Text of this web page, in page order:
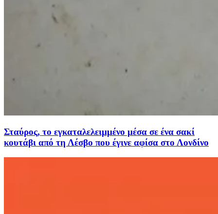
Σταύρος, το εγκαταλελειμμένο μέσα σε ένα σακί
κουτάβι από τη Λέσβο που έγινε αφίσα στο Λονδίνο